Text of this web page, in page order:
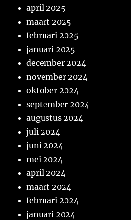
april 2025
maart 2025
februari 2025
januari 2025
december 2024
november 2024
oktober 2024
september 2024
augustus 2024
juli 2024
juni 2024
mei 2024
april 2024
maart 2024
februari 2024
januari 2024